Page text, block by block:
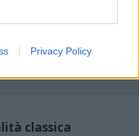
Privacy Policy
classica